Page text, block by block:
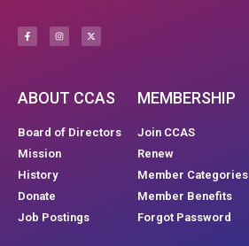
ABOUT CCAS
Board of Directors
Mission
History
Donate
Job Postings
MEMBERSHIP
Join CCAS
Renew
Member Categories
Member Benefits
Forgot Password